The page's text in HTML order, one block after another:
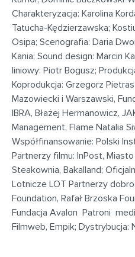
Charakteryzacja: Karolina
Tatucha-Kędzierzawska;
Osipa; Scenografia: Daria
Kania; Sound design: Marcin
liniowy: Piotr Bogusz;
Koprodukcja: Grzegorz
Mazowiecki i Warszawski,
IBRA, Błażej Hermanowicz,
Management, Flame Natalia
Współfinansowanie: Polski
Partnerzy filmu: InPost,
Steakownia, Bakalland;
Lotnicze LOT Partnerzy
Foundation, Rafał Brzoska
Fundacja Avalon Patroni
Filmweb, Empik; Dystrybucja: